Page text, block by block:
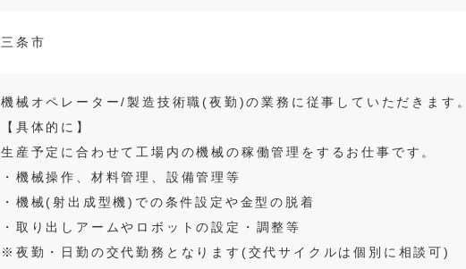
三条市
機械オペレーター/製造技術職(夜勤)の業務に従事していただきます。
【具体的に】
生産予定に合わせて工場内の機械の稼働管理をするお仕事です。
・機械操作、材料管理、設備管理等
・機械(射出成型機)での条件設定や金型の脱着
・取り出しアームやロボットの設定・調整等
※夜勤・日勤の交代勤務となります(交代サイクルは個別に相談可)